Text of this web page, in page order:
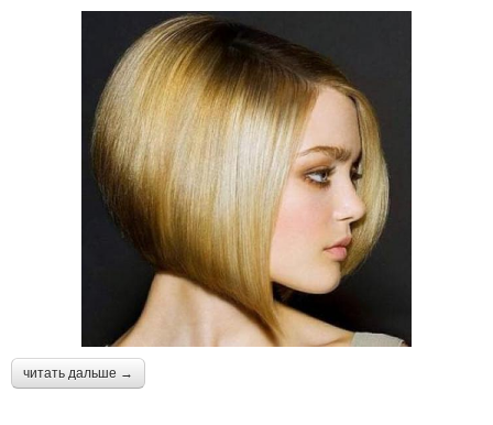
читать дальше →